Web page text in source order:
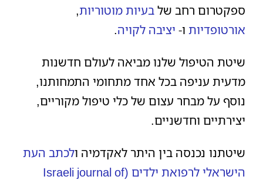
ספקטרום רחב שלבעיות מוטוריות,
אורטופדיות ו- יציבה לקויה.
שיטת הטיפול שלנו מביאה לעולם חדשנות
מדעית עניפה בכל אחד מתחומי התמחותנו,
נוסף על מבחר עצום של כלי טיפול מקוריים,
יצירתיים וחדשניים.
שיטתנו נכנסה בין היתר לאקדמיה ולכתב העת
הישראלי לרפואת ילדים (Israeli journal of